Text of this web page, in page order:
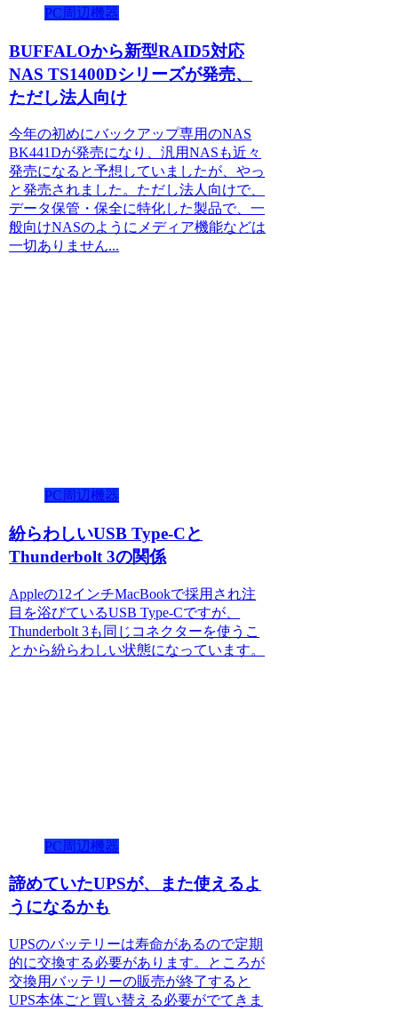
PC周辺機器
BUFFALOから新型RAID5対応
NAS TS1400Dシリーズが発売、
ただし法人向け
今年の初めにバックアップ専用のNAS
BK441Dが発売になり、汎用NASも近々
発売になると予想していましたが、やっ
と発売されました。ただし法人向けで、
データ保管・保全に特化した製品で、一
般向けNASのようにメディア機能などは
一切ありません...
PC周辺機器
紛らわしいUSB Type-Cと
Thunderbolt 3の関係
Appleの12インチMacBookで採用され注
目を浴びているUSB Type-Cですが、
Thunderbolt 3も同じコネクターを使うこ
とから紛らわしい状態になっています。
PC周辺機器
諦めていたUPSが、また使えるよ
うになるかも
UPSのバッテリーは寿命があるので定期
的に交換する必要があります。ところが
交換用バッテリーの販売が終了すると
UPS本体ごと買い替える必要がでてきま